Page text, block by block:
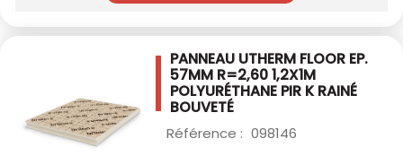
PANNEAU UTHERM FLOOR EP.
57MM R=2,601,2X1M
POLYURÉTHANE PIR K RAINÉ
BOUVETÉ
Référence : 098146